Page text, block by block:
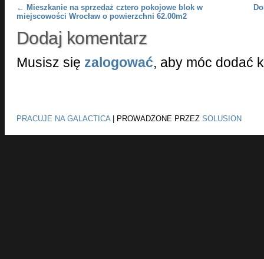
Post navigation
← Mieszkanie na sprzedaż cztero pokojowe blok w
miejscowości Wrocław o powierzchni 62.00m2
Dodaj komentarz
Musisz się zalogować, aby móc dodać
PRACUJE NA GALACTICA| PROWADZONE PRZEZ SOLUSION